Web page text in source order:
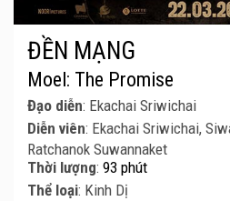
ĐỀN MẠNG
Moel: The Promise
Đạo diễn: Ekachai Sriwichai
Diễn viên: Ekachai Sriwichai,
Ratchanok Suwannaket
Thời lượng: 93 phút
Thể loại: Kinh Dị